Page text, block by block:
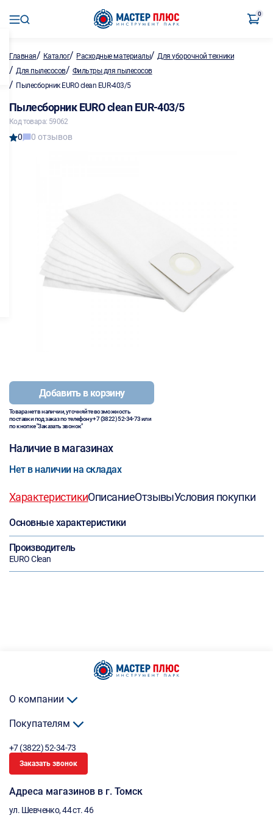
0
Главная/ Каталог/ Расходные материалы/Для уборочной техники
/ Для пылесосов/ Фильтры для пылесосов
/ Пылесборник EURO clean EUR-403/5
Пылесборник EURO clean EUR-403/5
Код товара: 59062
0 0 отзывов
Добавить в корзину
Товара нет в наличии, уточняйте возможность
поставки под заказ по телефону+7 (3822) 52-34-73или
по кнопке "Заказать звонок"
Наличие в магазинах
Нет в наличии на складах
ХарактеристикиОписаниеОтзывыУсловия покупки
Основные характеристики
Производитель
EURO Clean
О компании
Покупателям
+7 (3822) 52-34-73
Заказать звонок
Адреса магазинов в г. Томск
ул. Шевченко, 44 ст. 46